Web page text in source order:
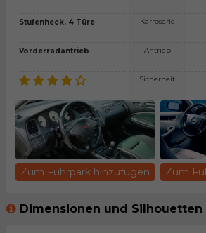
Stufenheck, 4 Türe
Vorderradantrieb
Karroserie
Antrieb
Sicherheit
Zum Fuhrpark hinzufügen Zum
Dimensionen und Silhouetten